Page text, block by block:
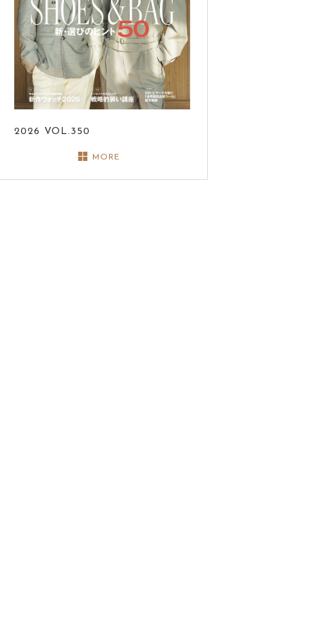
2026 VOL.350
MORE